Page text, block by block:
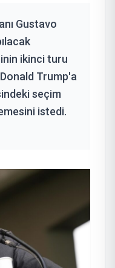
Gustavo
ikinci turu
Trump'a
seçim
istedi.